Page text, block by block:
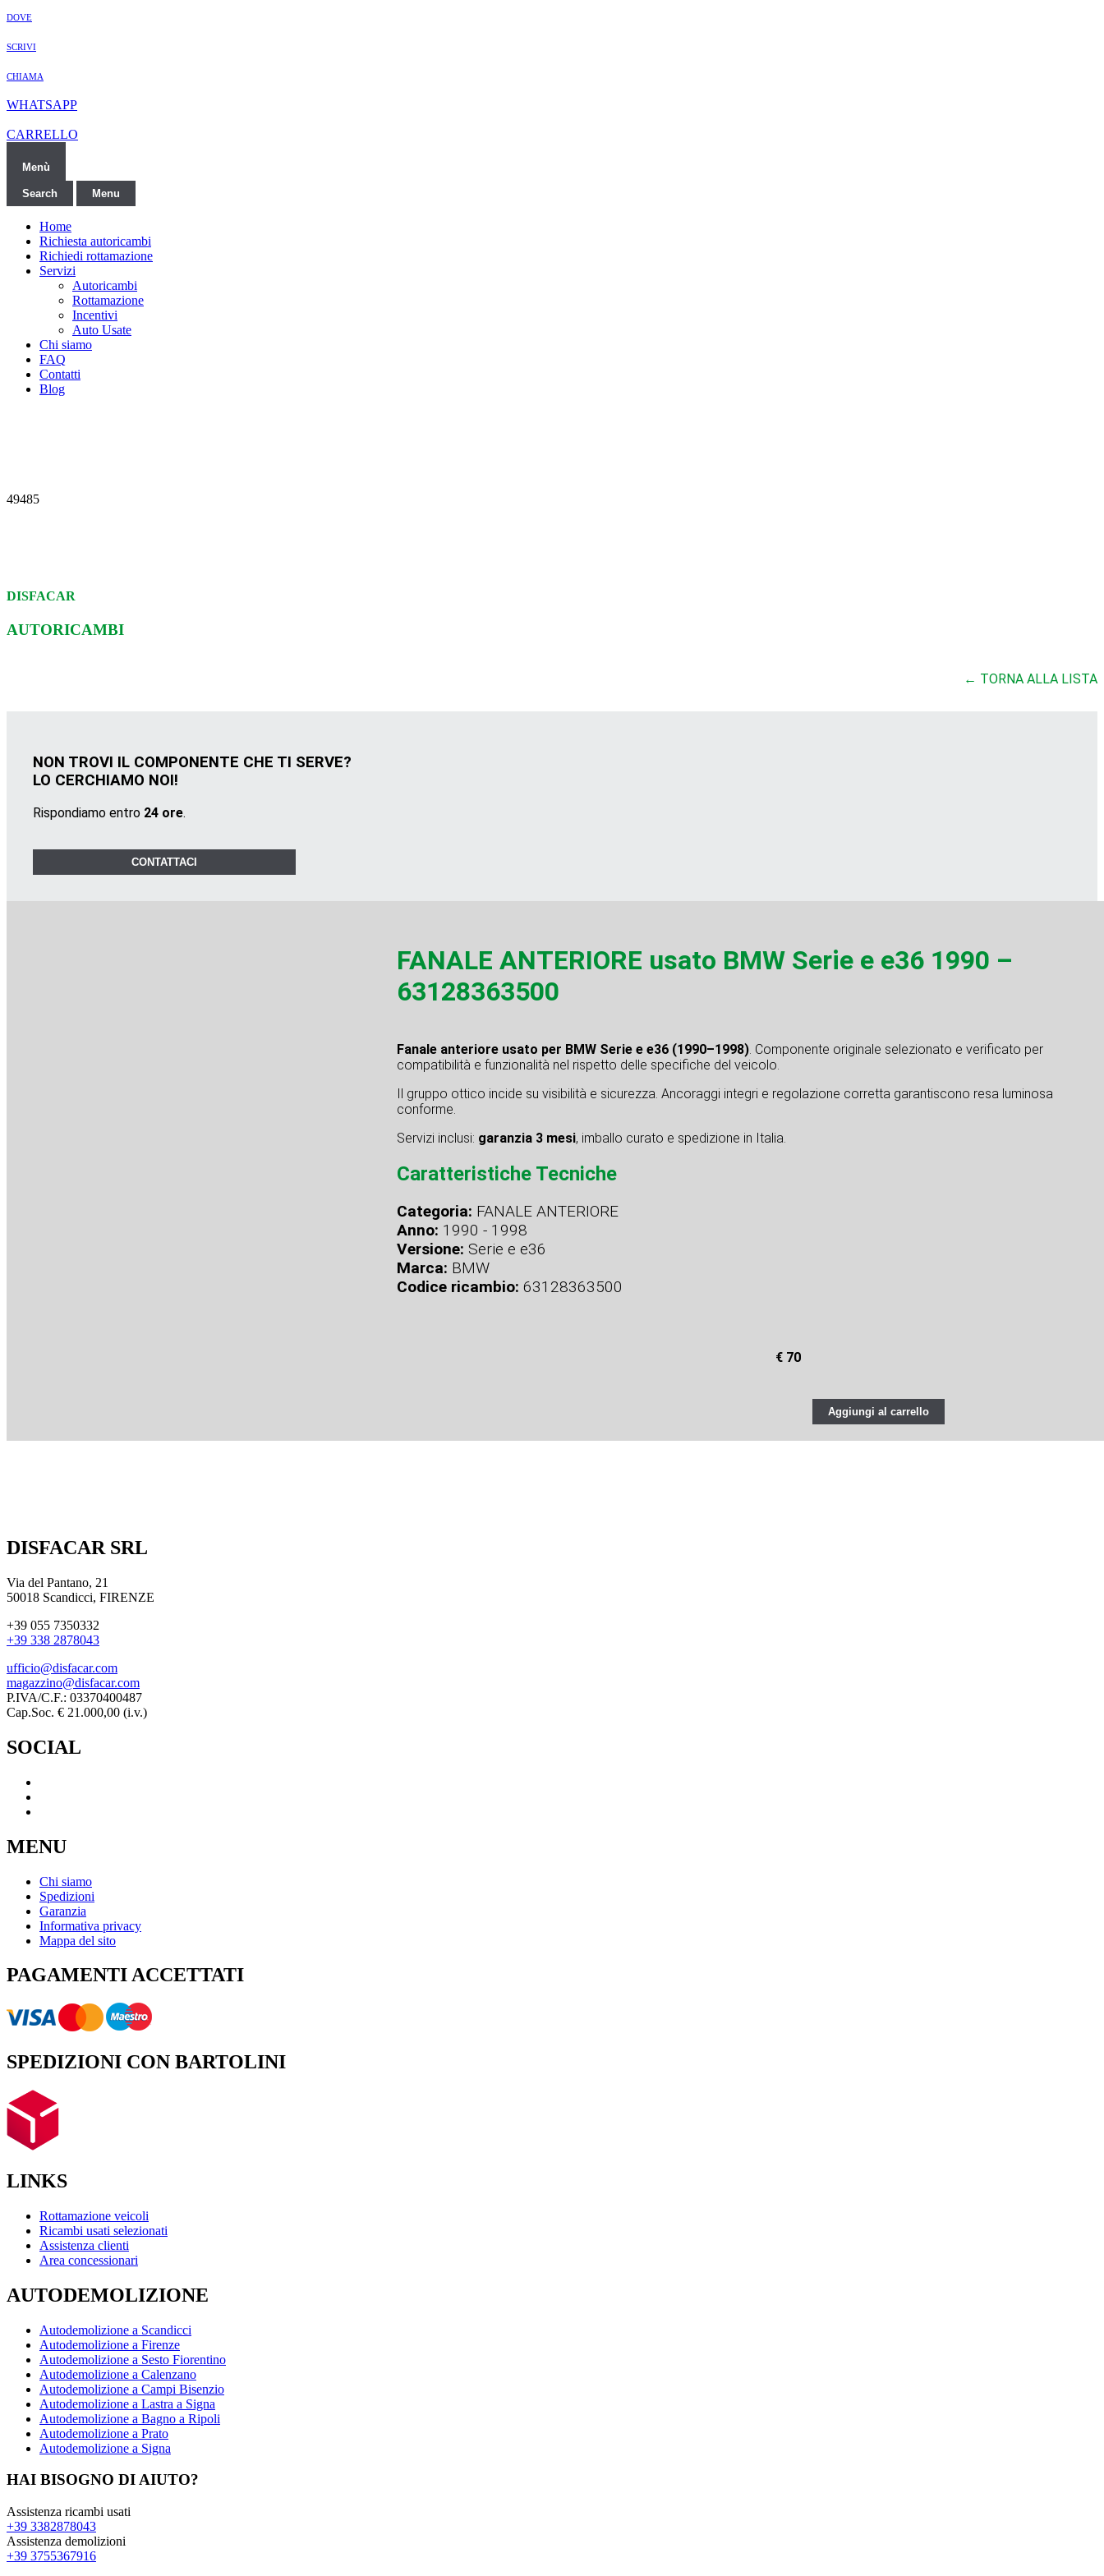
DOVE
SCRIVI
CHIAMA
WHATSAPP
CARRELLO
Menù
Search Menu
Home
Richiesta autoricambi
Richiedi rottamazione
Servizi
Autoricambi
Rottamazione
Incentivi
Auto Usate
Chi siamo
FAQ
Contatti
Blog
49485
DISFACAR
AUTORICAMBI
← TORNA ALLA LISTA
NON TROVI IL COMPONENTE CHE TI SERVE?
LO CERCHIAMO NOI!
Rispondiamo entro 24 ore.
CONTATTACI
FANALE ANTERIORE usato BMW Serie e e36 1990 –
63128363500
Fanale anteriore usato per BMW Serie e e36 (1990–1998). Componente originale selezionato e verificato per
compatibilità e funzionalità nel rispetto delle specifiche del veicolo.
Il gruppo ottico incide su visibilità e sicurezza. Ancoraggi integri e regolazione corretta garantiscono resa luminosa
conforme.
Servizi inclusi: garanzia 3 mesi, imballo curato e spedizione in Italia.
Caratteristiche Tecniche
Categoria: FANALE ANTERIORE
Anno: 1990 - 1998
Versione: Serie e e36
Marca: BMW
Codice ricambio: 63128363500
€ 70
Aggiungi al carrello
DISFACAR SRL
Via del Pantano, 21
50018 Scandicci, FIRENZE
+39 055 7350332
+39 338 2878043
ufficio@disfacar.com
magazzino@disfacar.com
P.IVA/C.F.: 03370400487
Cap.Soc. € 21.000,00 (i.v.)
SOCIAL
MENU
Chi siamo
Spedizioni
Garanzia
Informativa privacy
Mappa del sito
PAGAMENTI ACCETTATI
SPEDIZIONI CON BARTOLINI
LINKS
Rottamazione veicoli
Ricambi usati selezionati
Assistenza clienti
Area concessionari
AUTODEMOLIZIONE
Autodemolizione a Scandicci
Autodemolizione a Firenze
Autodemolizione a Sesto Fiorentino
Autodemolizione a Calenzano
Autodemolizione a Campi Bisenzio
Autodemolizione a Lastra a Signa
Autodemolizione a Bagno a Ripoli
Autodemolizione a Prato
Autodemolizione a Signa
HAI BISOGNO DI AIUTO?
Assistenza ricambi usati
+39 3382878043
Assistenza demolizioni
+39 3755367916